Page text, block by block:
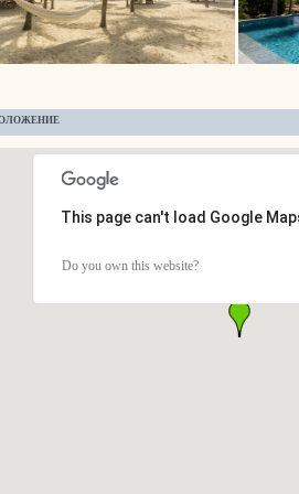
This page can't load Google
Do you own this website?